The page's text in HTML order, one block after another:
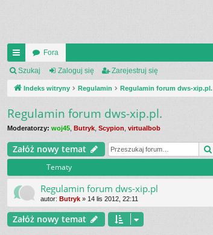
UI
C
_L
IN
K
S
Fora
Szukaj Zaloguj się Zarejestruj się
Indeks witryny Regulamin Regulamin forum dws-xip.pl.
Regulamin forum dws-xip.pl.
Moderatorzy: woj45 Butryk Scypion virtualbob
Załóż nowy temat
Tematy
Regulamin forum dws-xip.pl
autor: Butryk » 14 lis 2012, 22:11
Załóż nowy temat